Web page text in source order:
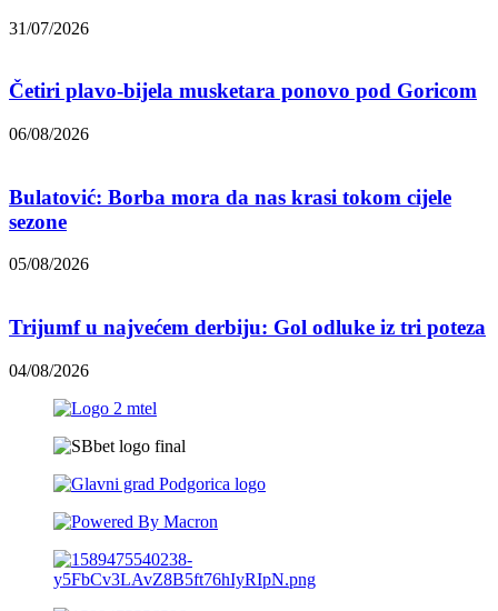
31/07/2026
Četiri plavo-bijela musketara ponovo pod Goricom
06/08/2026
Bulatović: Borba mora da nas krasi tokom cijele
sezone
05/08/2026
Trijumf u najvećem derbiju: Gol odluke iz tri poteza
04/08/2026